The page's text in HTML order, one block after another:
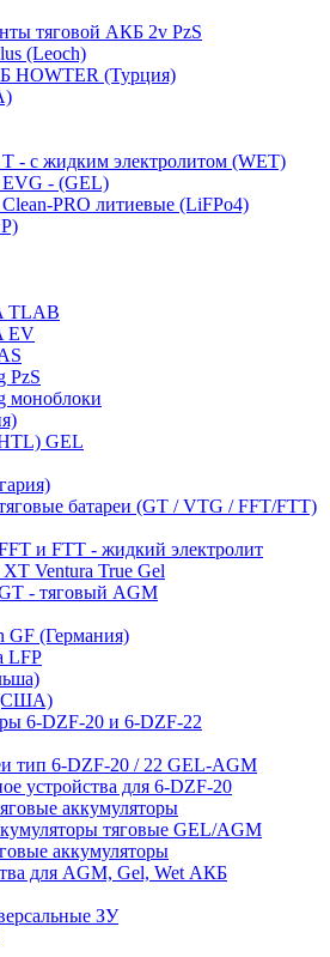
тяговой АКБ 2v PzS
(Leoch)
HOWTER (Турция)
- с жидким электролитом (WET)
- (GEL)
PRO литиевые (LiFPo4)
TLAB
EV
PzS
моноблоки
GEL
батареи (GT / VTG / FFT/FTT)
и FTT - жидкий электролит
Ventura True Gel
- тяговый AGM
GF (Германия)
LFP
(США)
6-DZF-20 и 6-DZF-22
тип 6-DZF-20 / 22 GEL-AGM
устройства для 6-DZF-20
аккумуляторы
тяговые GEL/AGM
аккумуляторы
для AGM, Gel, Wet АКБ
ЗУ